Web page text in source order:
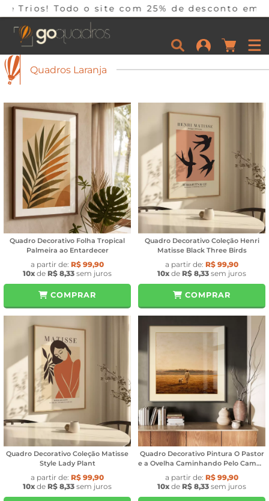
de desconto em 10x sem juros por tempo
Quadros Laranja
Quadro Decorativo Folha Tropical
Palmeira ao Entardecer
a partir de: R$ 99,90
10x de R$ 8,33 sem juros
COMPRAR
Quadro Decorativo Coleção Henri
Matisse Black Three Birds
a partir de: R$ 99,90
10x de R$ 8,33 sem juros
COMPRAR
Quadro Decorativo Coleção Matisse
Style Lady Plant
a partir de: R$ 99,90
10x de R$ 8,33 sem juros
Quadro Decorativo Pintura O Pastor
e a Ovelha Caminhando Pelo Campo
Ensolarado
a partir de: R$ 99,90
10x de R$ 8,33 sem juros